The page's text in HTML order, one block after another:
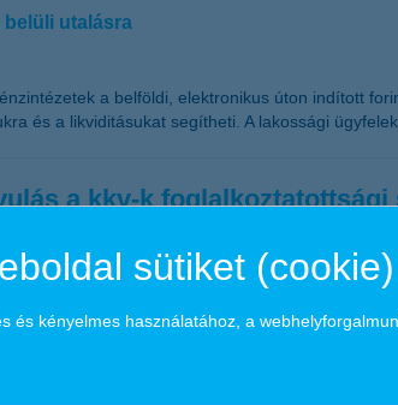
utalásra
a belföldi, elektronikus úton indított
és a likviditásukat segítheti. A lakossági
a kkv-k foglalkoztatottsági
alapján a következő egy évben nem
a legfontosabb kritérium a kkv-k
vezetője.
sütiket
és kényelmes használatához, a